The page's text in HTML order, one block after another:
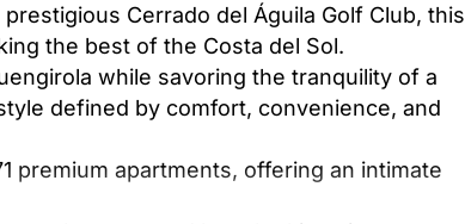
Cerrado del Águila Golf Club, this
the best of the Costa del Sol.
while savoring the tranquility of a
defined by comfort, convenience, and
premium apartments, offering an intimate